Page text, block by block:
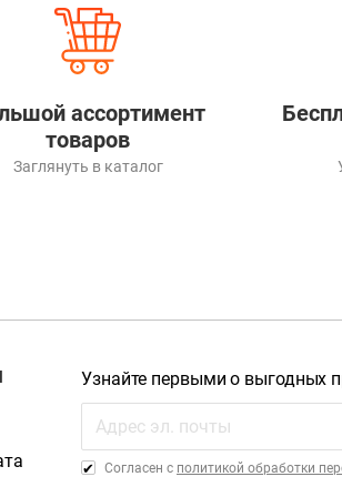
ассортимент
товаров
Заглянуть в каталог
Узнайте первыми о выгодных
Cогласен с политикой обработки